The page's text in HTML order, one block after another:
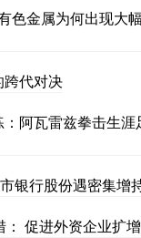
色金属为何出现大
代对决
阿瓦雷兹拳击生
银行股份遇密集增
： 促进外资企业扩